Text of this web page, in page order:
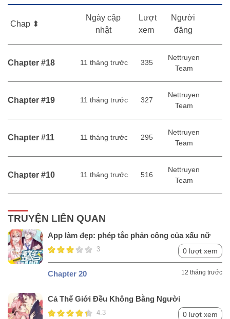
Chap ⬍
Ngày cập
nhật
Lượt
xem
Người
đăng
Chapter #18 11 tháng trước 335
Nettruyen
Team
Chapter #19 11 tháng trước 327
Nettruyen
Team
Chapter #11 11 tháng trước 295
Nettruyen
Team
Chapter #10 11 tháng trước 516
Nettruyen
Team
TRUYỆN LIÊN QUAN
App làm đẹp: phép tắc phản công của xấu nữ
3 0 lượt xem
Chapter 20 12 tháng trước
Cả Thế Giới Đều Không Bằng Người
4.3 0 lượt xem